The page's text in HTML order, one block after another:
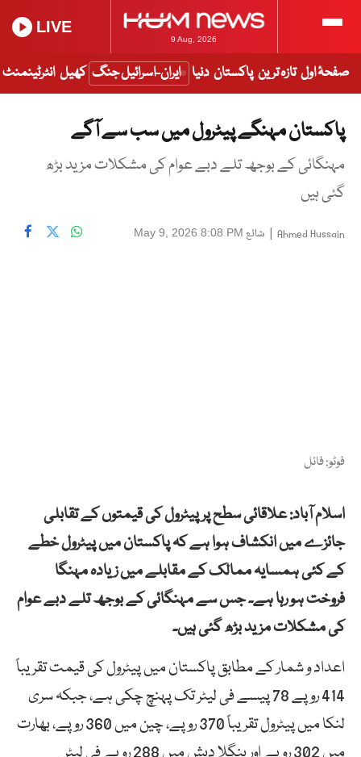
9 Aug, 2026
LIVE
صفحۂ اول تازہ ترین پاکستان دنیا ایران-اسرائیل جنگ کھیل انٹرٹینمنٹ
پاکستان مہنگے پیٹرول میں سب سے آگے
مہنگائی کے بوجھ تلے دبے عوام کی مشکلات مزید بڑھ
گئی ہیں
Ahmed Hussain
| شائع May 9, 2026 8:08 PM
فوٹو: فائل
اسلام آباد: علاقائی سطح پر پیٹرول کی قیمتوں کے تقابلی
جائزے میں انکشاف ہوا ہے کہ پاکستان میں پیٹرول خطے
کے کئی ہمسایہ ممالک کے مقابلے میں زیادہ مہنگا
فروخت ہو رہا ہے۔ جس سے مہنگائی کے بوجھ تلے دبے عوام
کی مشکلات مزید بڑھ گئی ہیں۔
اعداد و شمار کے مطابق پاکستان میں پیٹرول کی قیمت تقریباً
414 روپے 78 پیسے فی لیٹر تک پہنچ چکی ہے، جبکہ سری
لنکا میں پیٹرول تقریباً 370 روپے، چین میں 360 روپے، بھارت